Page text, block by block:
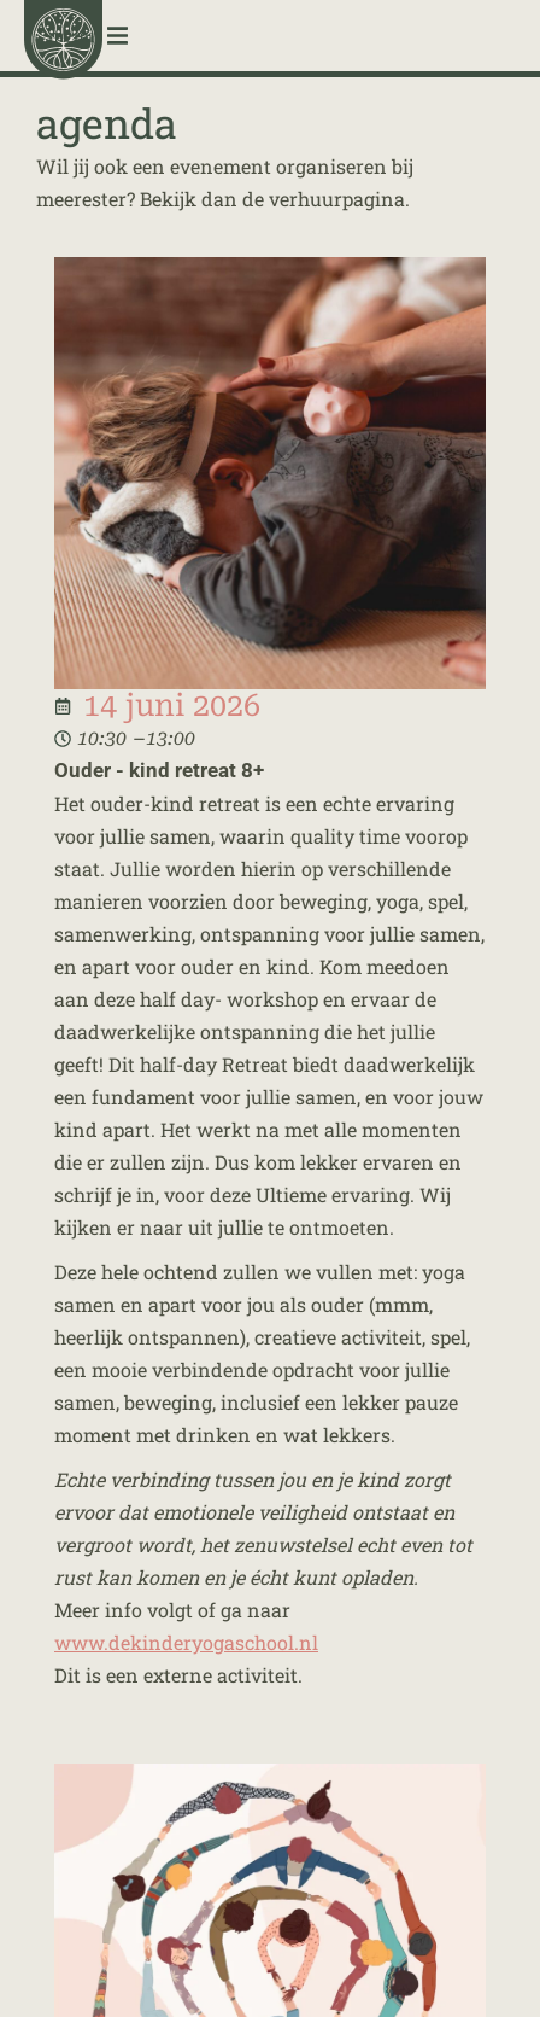
menu
agenda
Wil jij ook een evenement organiseren bij
meerester? Bekijk dan de verhuurpagina.
14 juni 2026
10:30 –13:00
Ouder - kind retreat 8+
Het ouder-kind retreat is een echte ervaring
voor jullie samen, waarin quality time voorop
staat. Jullie worden hierin op verschillende
manieren voorzien door beweging, yoga, spel,
samenwerking, ontspanning voor jullie samen,
en apart voor ouder en kind. Kom meedoen
aan deze half day- workshop en ervaar de
daadwerkelijke ontspanning die het jullie
geeft! Dit half-day Retreat biedt daadwerkelijk
een fundament voor jullie samen, en voor jouw
kind apart. Het werkt na met alle momenten
die er zullen zijn. Dus kom lekker ervaren en
schrijf je in, voor deze Ultieme ervaring. Wij
kijken er naar uit jullie te ontmoeten.
Deze hele ochtend zullen we vullen met: yoga
samen en apart voor jou als ouder (mmm,
heerlijk ontspannen), creatieve activiteit, spel,
een mooie verbindende opdracht voor jullie
samen, beweging, inclusief een lekker pauze
moment met drinken en wat lekkers.
Echte verbinding tussen jou en je kind zorgt
ervoor dat emotionele veiligheid ontstaat en
vergroot wordt, het zenuwstelsel echt even tot
rust kan komen en je écht kunt opladen.
Meer info volgt of ga naar
www.dekinderyogaschool.nl
Dit is een externe activiteit.